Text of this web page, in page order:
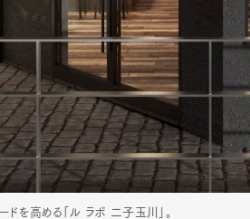
ドを高める「ル ラボ 二子玉川」。